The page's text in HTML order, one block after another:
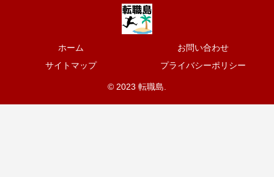
ホーム
お問い合わせ
サイトマップ
プライバシーポリシー
© 2023 転職島.